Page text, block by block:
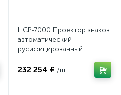
НСР-7000 Проектор знаков
автоматический
русифицированный
232 254 ₽ /шт